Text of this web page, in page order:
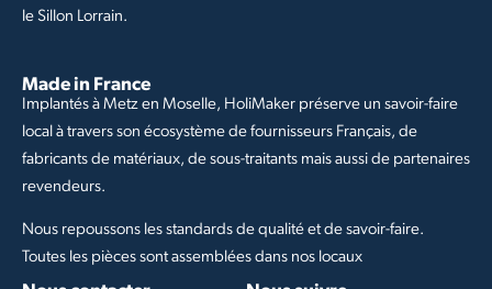
le Sillon Lorrain.
Made in France
Implantés à Metz en Moselle, HoliMaker préserve un savoir-faire
local à travers son écosystème de fournisseurs Français, de
fabricants de matériaux, de sous-traitants mais aussi de partenaires
revendeurs.
Nous repoussons les standards de qualité et de savoir-faire.
Toutes les pièces sont assemblées dans nos locaux